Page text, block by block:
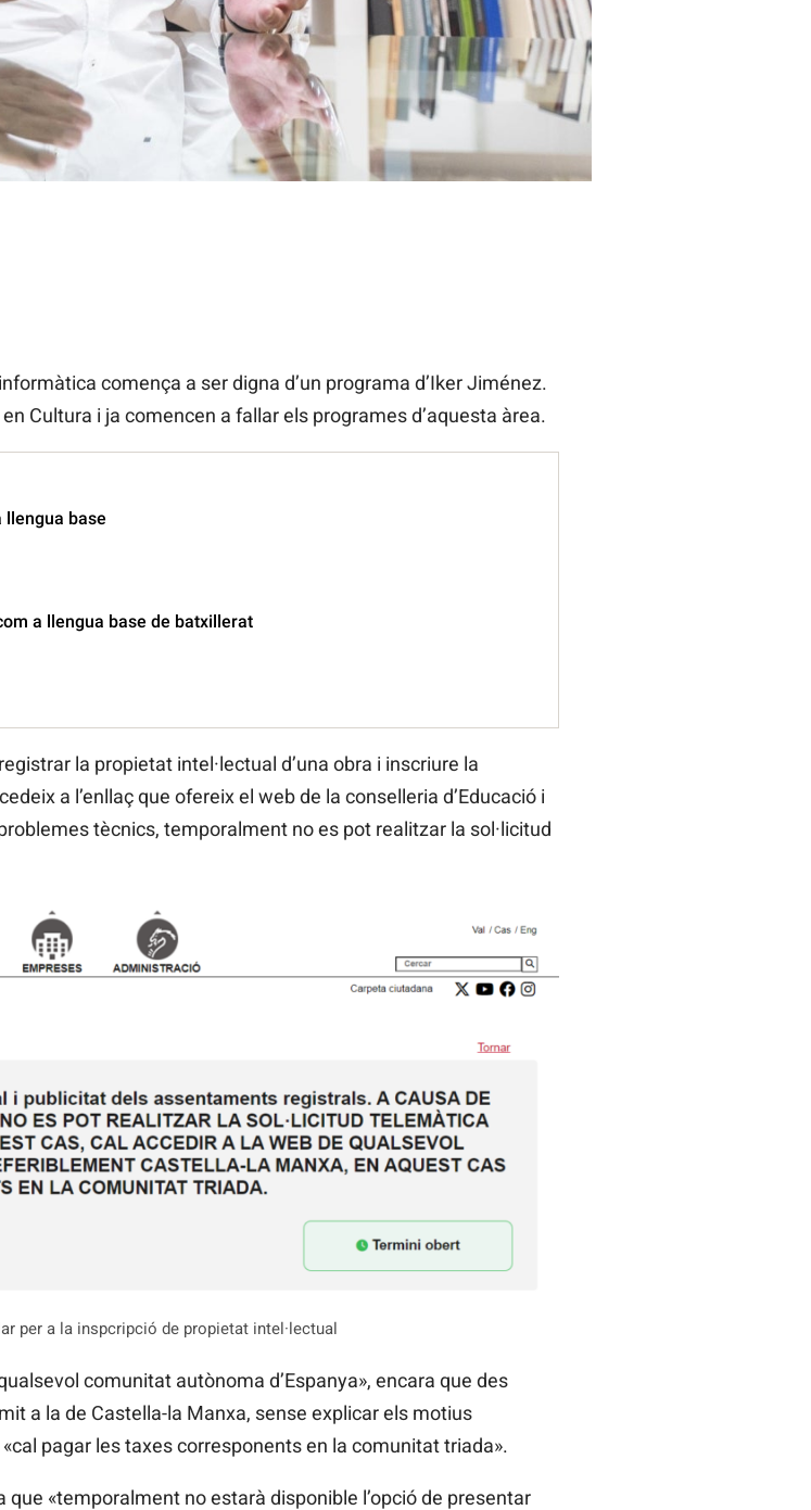
comença a ser digna d’un programa d’Iker Jiménez.
Cultura i ja comencen a fallar els programes d’aquesta àrea.
llengua base
a llengua base de batxillerat
la propietat intel·lectual d’una obra i inscriure la
a l’enllaç que ofereix el web de la conselleria d’Educació i
tècnics, temporalment no es pot realitzar la sol·licitud
per a la inspcripció de propietat intel·lectual
comunitat autònoma d’Espanya», encara que des
a la de Castella-la Manxa, sense explicar els motius
pagar les taxes corresponents en la comunitat triada».
«temporalment no estarà disponible l’opció de presentar